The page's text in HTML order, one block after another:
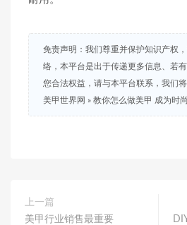
免责声明：我们尊重并保护知识产权
络，本平台是出于传递更多信息、若
您合法权益，请与本平台联系，我们将
美甲世界网 » 教你怎么做美甲 成为时
上一篇
美甲行业销售最重要